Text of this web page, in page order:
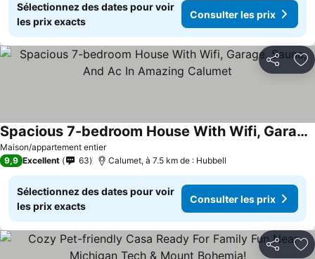
Sélectionnez des dates pour voir
les prix exacts
Consulter les prix
Partager
Maison/appartement entier
Spacious 7-bedroom House With Wifi, Garage, Sauna, And Ac In Amazing Calumet
9,9 Excellent 63 Calumet, à 7.5 km de : Hubbell
Sélectionnez des dates pour voir
les prix exacts
Consulter les prix
Partager